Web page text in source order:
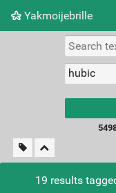
Yakmoijebrille
19 results